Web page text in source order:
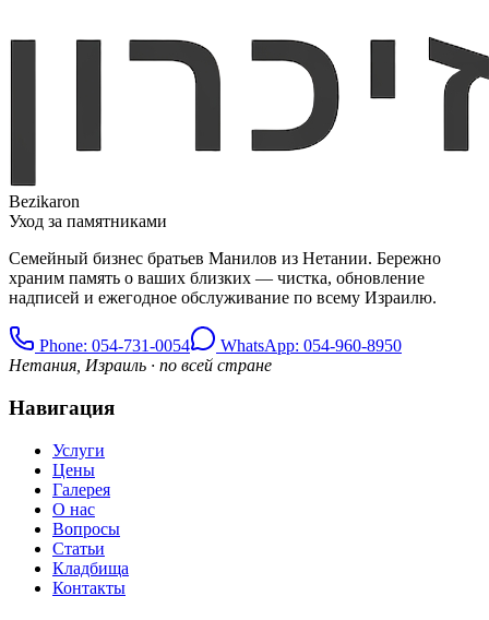
Bezikaron
Уход за памятниками
Семейный бизнес братьев Манилов из Нетании. Бережно
храним память о ваших близких — чистка, обновление
надписей и ежегодное обслуживание по всему Израилю.
Phone: 054-731-0054
WhatsApp: 054-960-8950
Нетания, Израиль · по всей стране
Навигация
Услуги
Цены
Галерея
О нас
Вопросы
Статьи
Кладбища
Контакты